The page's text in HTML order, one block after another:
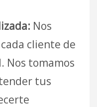
Nos
cliente de
Nos tomamos
tus